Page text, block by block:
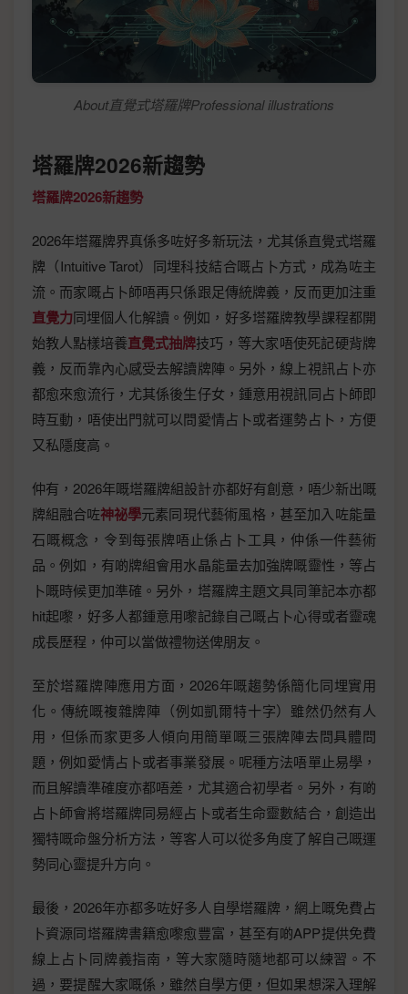
About直覺式塔羅牌Professional illustrations
塔羅牌2026新趨勢
塔羅牌2026新趨勢
2026年塔羅牌界真係多咗好多新玩法，尤其係直覺式塔羅
牌（Intuitive Tarot）同埋科技結合嘅占卜方式，成為咗主
流。而家嘅占卜師唔再只係跟足傳統牌義，反而更加注重
直覺力同埋個人化解讀。例如，好多塔羅牌教學課程都開
始教人點樣培養直覺式抽牌技巧，等大家唔使死記硬背牌
義，反而靠內心感受去解讀牌陣。另外，線上視訊占卜亦
都愈來愈流行，尤其係後生仔女，鍾意用視訊同占卜師即
時互動，唔使出門就可以問愛情占卜或者運勢占卜，方便
又私隱度高。
仲有，2026年嘅塔羅牌組設計亦都好有創意，唔少新出嘅
牌組融合咗神祕學元素同現代藝術風格，甚至加入咗能量
石嘅概念，令到每張牌唔止係占卜工具，仲係一件藝術
品。例如，有啲牌組會用水晶能量去加強牌嘅靈性，等占
卜嘅時候更加準確。另外，塔羅牌主題文具同筆記本亦都
hit起嚟，好多人都鍾意用嚟記錄自己嘅占卜心得或者靈魂
成長歷程，仲可以當做禮物送俾朋友。
至於塔羅牌陣應用方面，2026年嘅趨勢係簡化同埋實用
化。傳統嘅複雜牌陣（例如凱爾特十字）雖然仍然有人
用，但係而家更多人傾向用簡單嘅三張牌陣去問具體問
題，例如愛情占卜或者事業發展。呢種方法唔單止易學，
而且解讀準確度亦都唔差，尤其適合初學者。另外，有啲
占卜師會將塔羅牌同易經占卜或者生命靈數結合，創造出
獨特嘅命盤分析方法，等客人可以從多角度了解自己嘅運
勢同心靈提升方向。
最後，2026年亦都多咗好多人自學塔羅牌，網上嘅免費占
卜資源同塔羅牌書籍愈嚟愈豐富，甚至有啲APP提供免費
線上占卜同牌義指南，等大家隨時隨地都可以練習。不
過，要提醒大家嘅係，雖然自學方便，但如果想深入理解